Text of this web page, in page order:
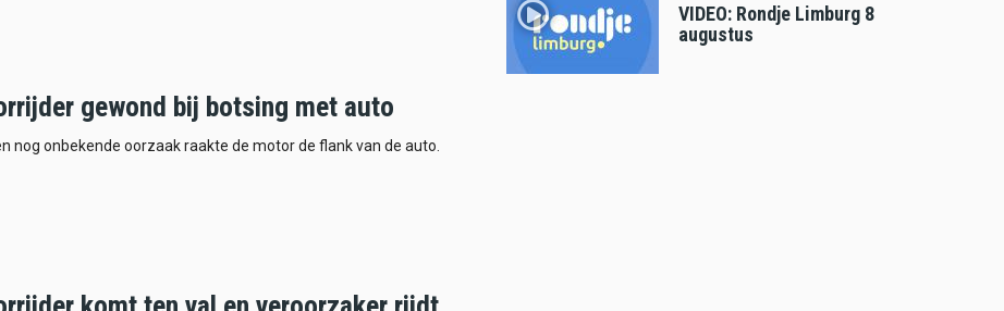
gewond bij botsing met auto
nog onbekende oorzaak raakte de motor de flank van de auto.
VIDEO: Rondje Limburg 8
augustus